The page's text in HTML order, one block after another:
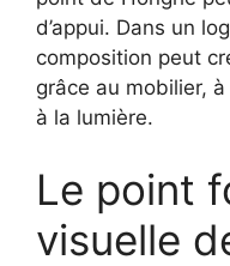
d’appui. Dans un
composition peut
grâce au mobilier,
à la lumière.
Le point
visuelle